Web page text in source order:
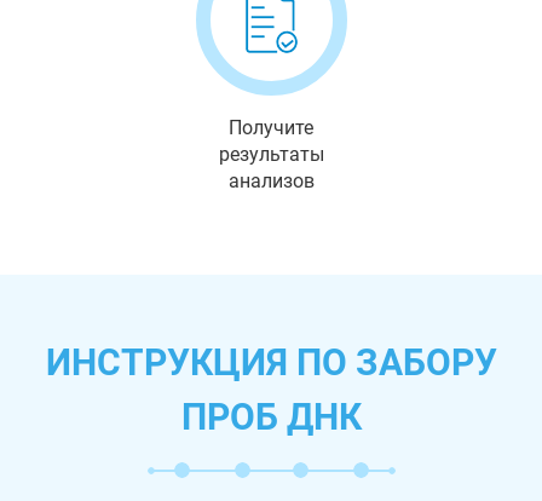
Получите
результаты
анализов
ИНСТРУКЦИЯ ПО ЗАБОРУ
ПРОБ ДНК